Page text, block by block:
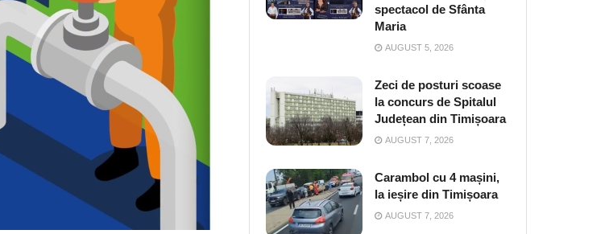
spectacol de Sfânta
Maria
AUGUST 5, 2026
Zeci de posturi scoase
la concurs de Spitalul
Județean din Timișoara
AUGUST 7, 2026
Carambol cu 4 mașini,
la ieșire din Timișoara
AUGUST 7, 2026